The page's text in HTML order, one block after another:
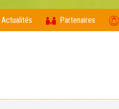
Actualités Partenaires